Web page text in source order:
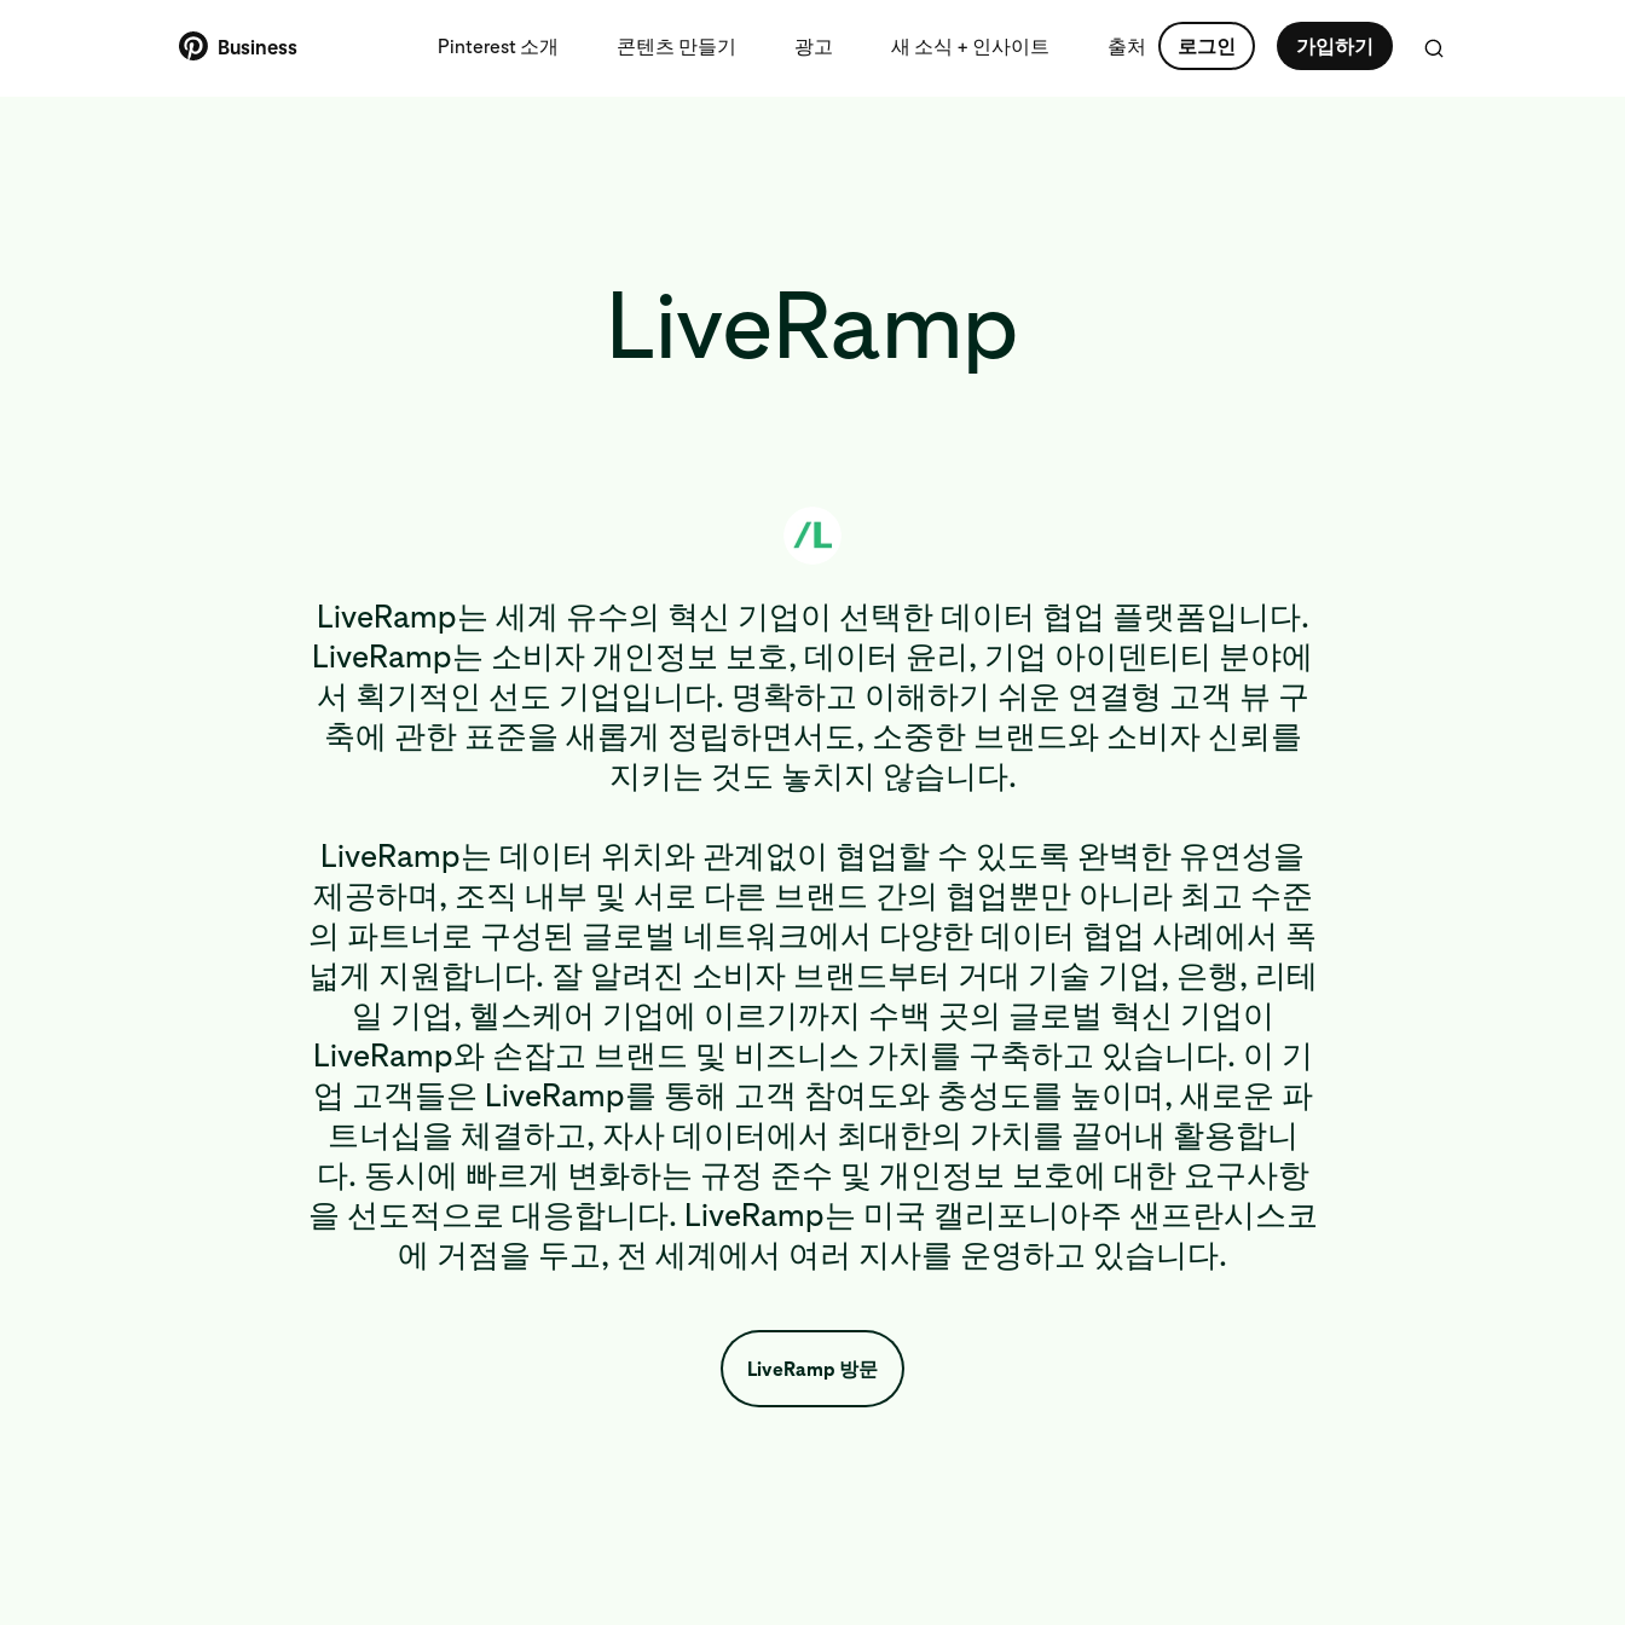
Business Pinterest 소개 콘텐츠 만들기 광고 새 소식 + 인사이트 출처 로그인 가입하기
LiveRamp
LiveRamp는 세계 유수의 혁신 기업이 선택한 데이터 협업 플랫폼입니다.
LiveRamp는 소비자 개인정보 보호, 데이터 윤리, 기업 아이덴티티 분야에
서 획기적인 선도 기업입니다. 명확하고 이해하기 쉬운 연결형 고객 뷰 구
축에 관한 표준을 새롭게 정립하면서도, 소중한 브랜드와 소비자 신뢰를
지키는 것도 놓치지 않습니다.
LiveRamp는 데이터 위치와 관계없이 협업할 수 있도록 완벽한 유연성을
제공하며, 조직 내부 및 서로 다른 브랜드 간의 협업뿐만 아니라 최고 수준
의 파트너로 구성된 글로벌 네트워크에서 다양한 데이터 협업 사례에서 폭
넓게 지원합니다. 잘 알려진 소비자 브랜드부터 거대 기술 기업, 은행, 리테
일 기업, 헬스케어 기업에 이르기까지 수백 곳의 글로벌 혁신 기업이
LiveRamp와 손잡고 브랜드 및 비즈니스 가치를 구축하고 있습니다. 이 기
업 고객들은 LiveRamp를 통해 고객 참여도와 충성도를 높이며, 새로운 파
트너십을 체결하고, 자사 데이터에서 최대한의 가치를 끌어내 활용합니
다. 동시에 빠르게 변화하는 규정 준수 및 개인정보 보호에 대한 요구사항
을 선도적으로 대응합니다. LiveRamp는 미국 캘리포니아주 샌프란시스코
에 거점을 두고, 전 세계에서 여러 지사를 운영하고 있습니다.
LiveRamp 방문